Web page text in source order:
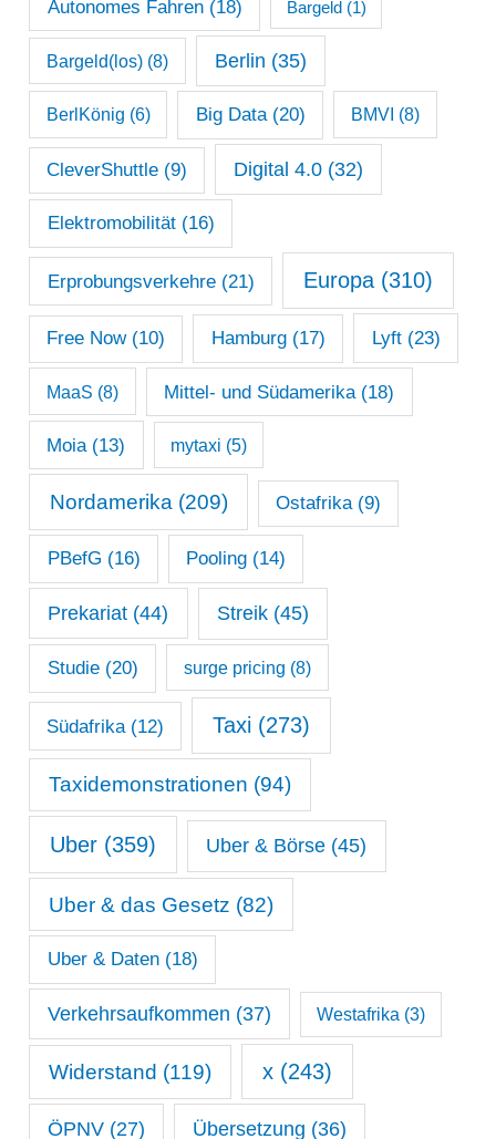
h
Autonomes Fahren(18) Bargeld(1)
Bargeld(los)(8) Berlin (35)
BerlKönig (6) Big Data(20) BMVI (8)
CleverShuttle (9) Digital 4.0(32)
Elektromobilität(16)
Erprobungsverkehre(21) Europa (310)
Free Now(10) Hamburg(17) Lyft(23)
MaaS (8) Mittel- und Südamerika (18)
Moia (13) mytaxi (5)
Nordamerika (209) Ostafrika(9)
PBefG (16) Pooling (14)
Prekariat (44) Streik(45)
Studie(20) surge pricing (8)
Südafrika (12) Taxi (273)
Taxidemonstrationen (94)
Uber (359) Uber & Börse (45)
Uber & das Gesetz (82)
Uber & Daten(18)
Verkehrsaufkommen (37) Westafrika (3)
Widerstand (119) x(243)
ÖPNV(27) Übersetzung (36)